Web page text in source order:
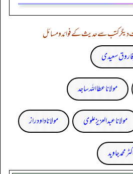
کتب سے حدیث کے فوائد و مسائل
فاروق سعیدی
مولانا عطا اللہ ساجد
مولانا عبد العزیز علوی مولانا داود راز
محمد جاوید